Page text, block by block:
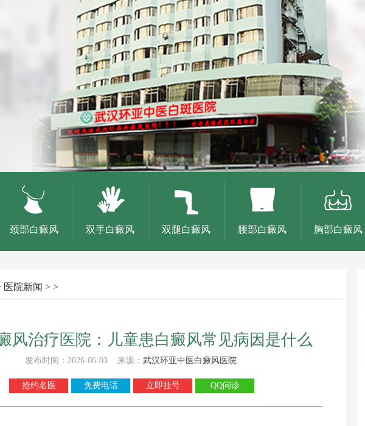
颈部白癜风 双手白癜风 双腿白癜风 腰部白癜风 胸部白癜风
医院新闻 > >
风治疗医院：儿童患白癜风常见病因是什么
发布时间：2026-06-03 来源： 武汉环亚中医白癜风医院
抢约名医 免费电话 立即挂号 QQ问诊